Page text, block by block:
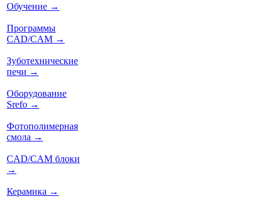
Обучение →
Программы
CAD/CAM →
Зуботехнические
печи →
Оборудование
Srefo →
Фотополимерная
смола →
CAD/CAM блоки
→
Керамика →